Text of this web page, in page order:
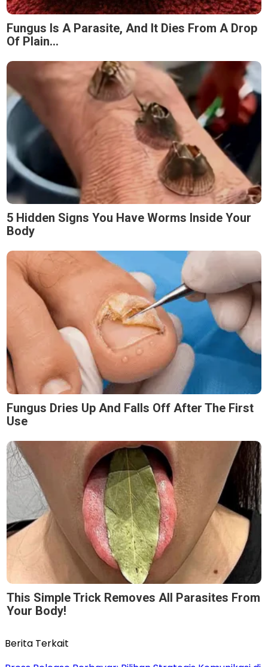
Fungus Is A Parasite, And It Dies From A Drop
Of Plain...
5 Hidden Signs You Have Worms Inside Your
Body
Fungus Dries Up And Falls Off After The First
Use
This Simple Trick Removes All Parasites From
Your Body!
Berita Terkait